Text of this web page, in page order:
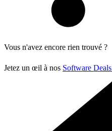
Vous n'avez encore rien trouvé ?
Jetez un œil à nos Software Deals